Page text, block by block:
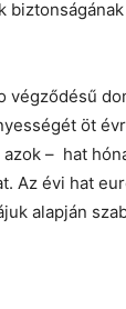
végződésű
öt
– hat
Az évi hat
alapján